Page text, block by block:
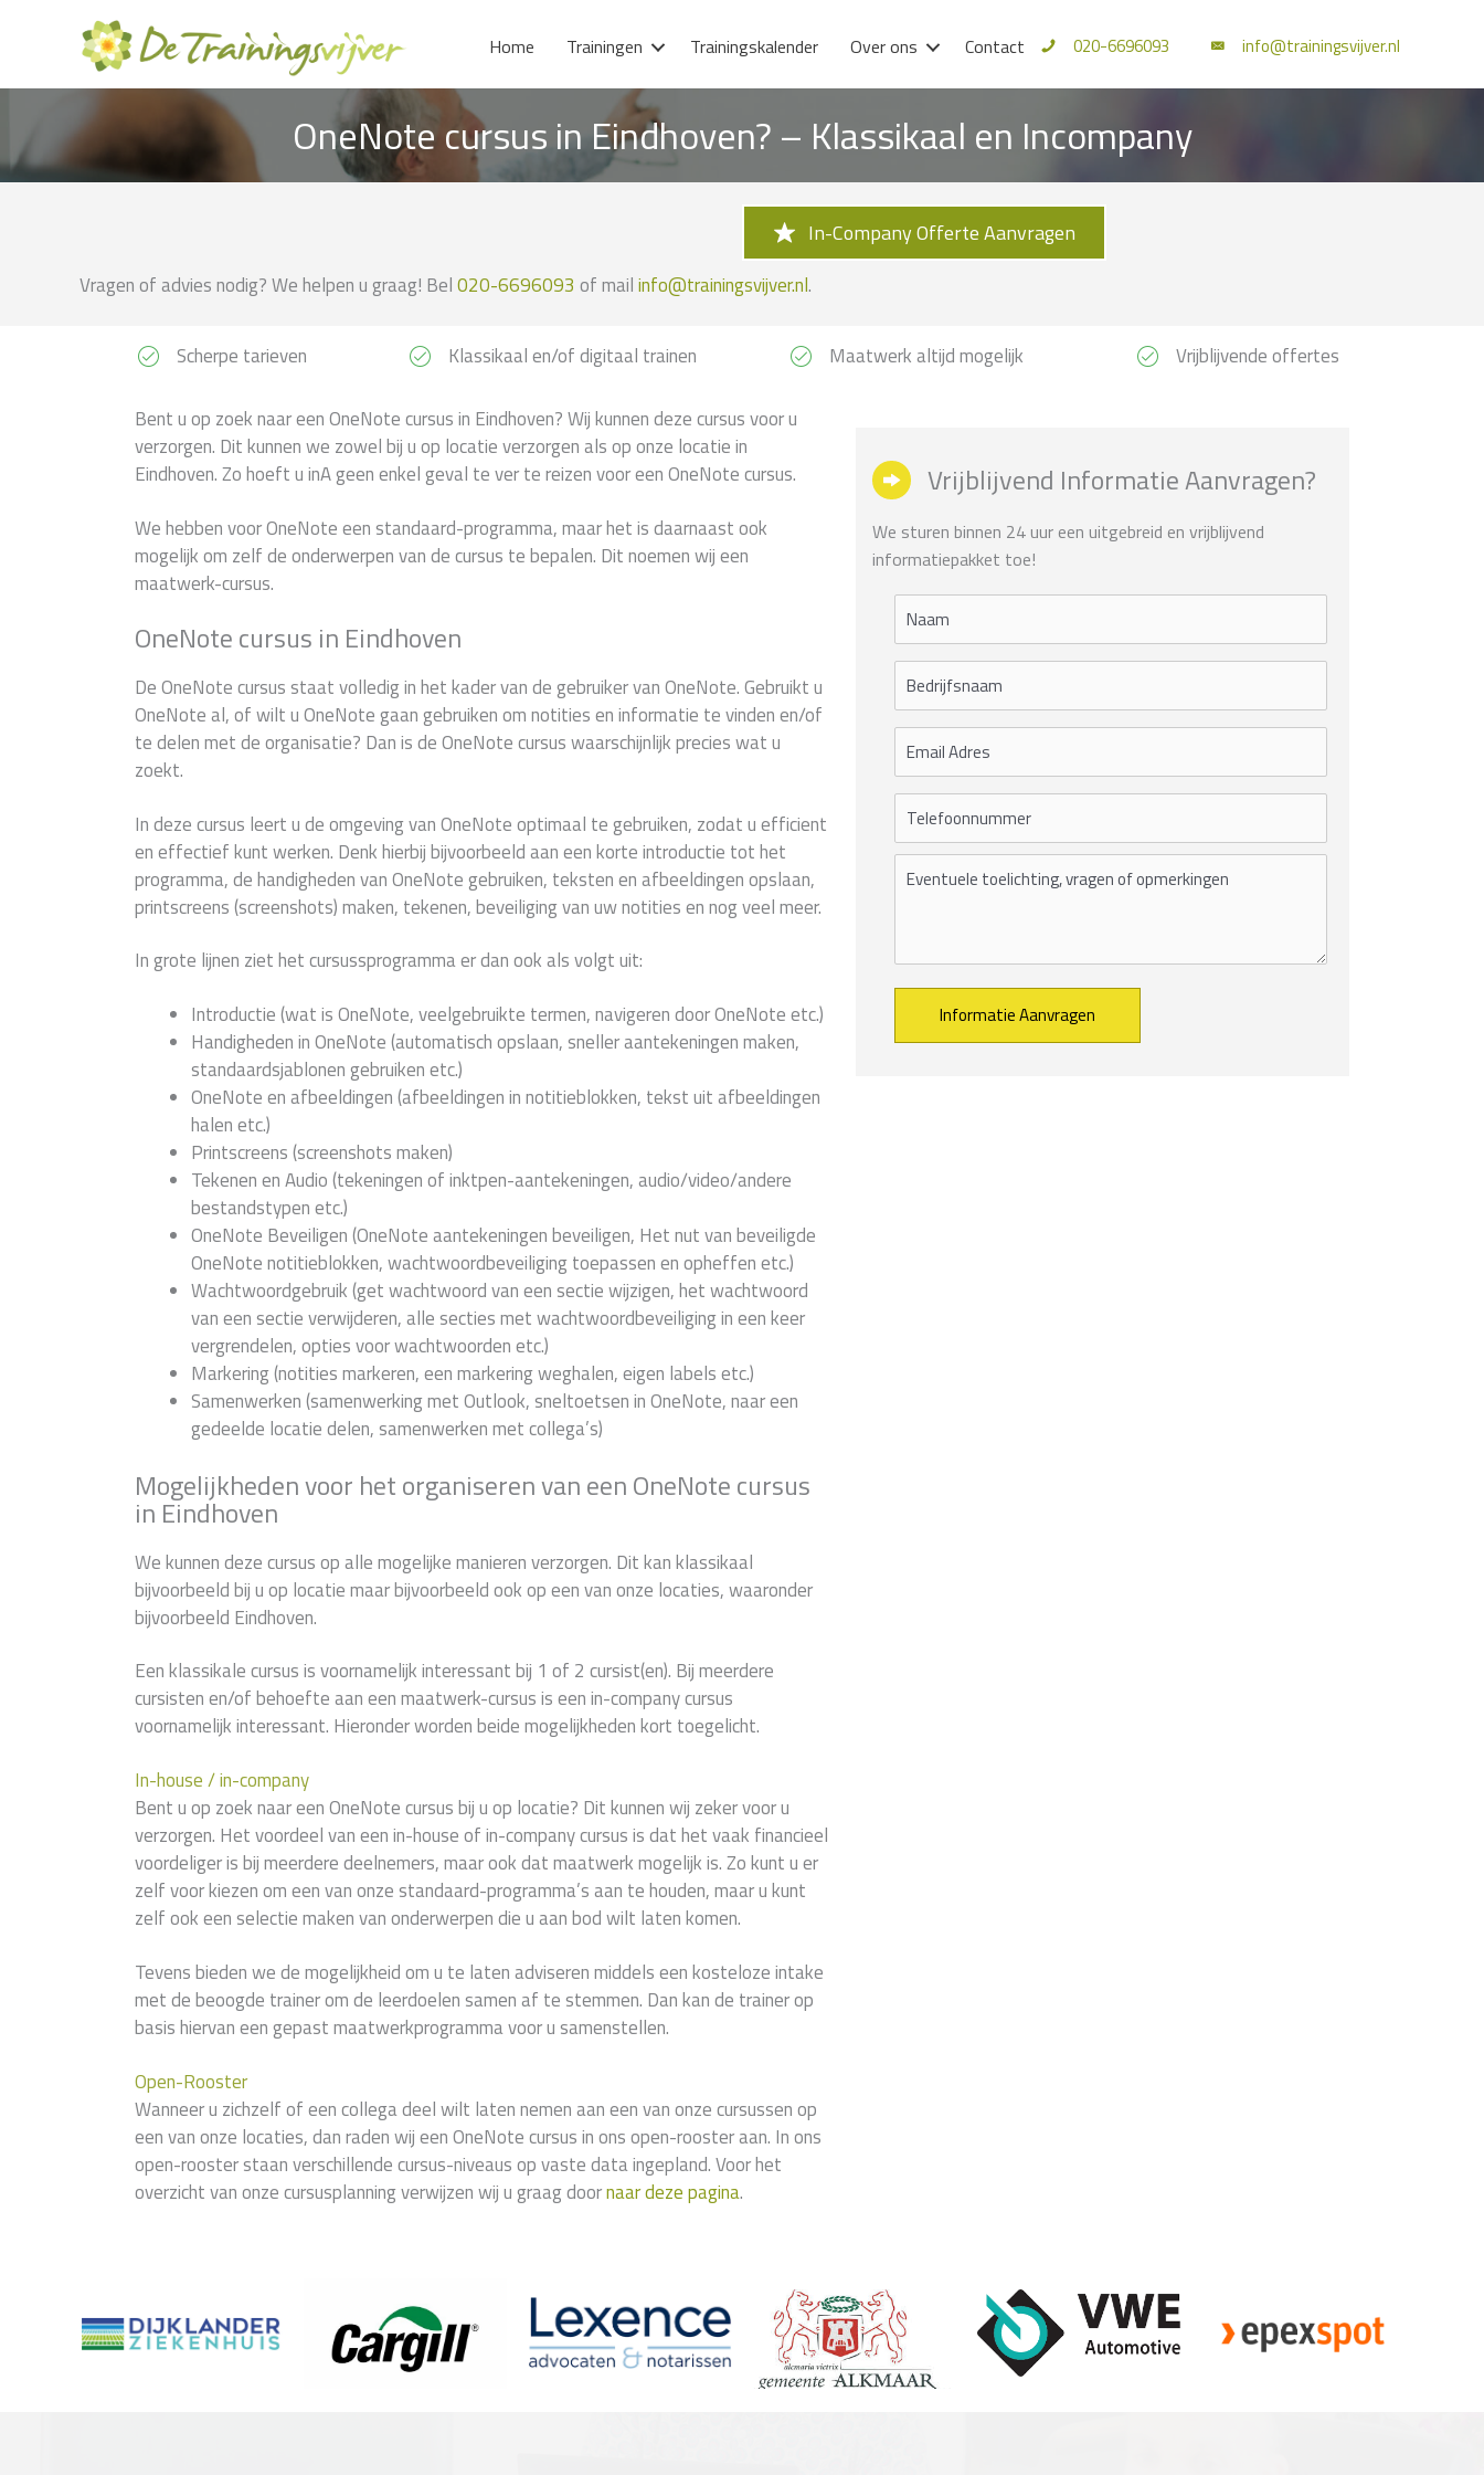
inhoud
Home Trainingen Trainingskalender Over ons Contact 020-6696093 info@trainingsvijver.nl
OneNote cursus in Eindhoven? – Klassikaal en Incompany
In-Company Offerte Aanvragen
Vragen of advies nodig? We helpen u graag! Bel020-6696093 of mailinfo@trainingsvijver.nl.
Scherpe tarieven Klassikaal en/of digitaal trainen Maatwerk altijd mogelijk Vrijblijvende offertes
Bent u op zoek naar een OneNote cursus in Eindhoven? Wij kunnen deze cursus voor u
verzorgen. Dit kunnen we zowel bij u op locatie verzorgen als op onze locatie in
Eindhoven. Zo hoeft u inA geen enkel geval te ver te reizen voor een OneNote cursus.
We hebben voor OneNote een standaard-programma, maar het is daarnaast ook
mogelijk om zelf de onderwerpen van de cursus te bepalen. Dit noemen wij een
maatwerk-cursus.
OneNote cursus in Eindhoven
De OneNote cursus staat volledig in het kader van de gebruiker van OneNote. Gebruikt u
OneNote al, of wilt u OneNote gaan gebruiken om notities en informatie te vinden en/of
te delen met de organisatie? Dan is de OneNote cursus waarschijnlijk precies wat u
zoekt.
In deze cursus leert u de omgeving van OneNote optimaal te gebruiken, zodat u efficient
en effectief kunt werken. Denk hierbij bijvoorbeeld aan een korte introductie tot het
programma, de handigheden van OneNote gebruiken, teksten en afbeeldingen opslaan,
printscreens (screenshots) maken, tekenen, beveiliging van uw notities en nog veel meer.
In grote lijnen ziet het cursussprogramma er dan ook als volgt uit:
Introductie (wat is OneNote, veelgebruikte termen, navigeren door OneNote etc.)
Handigheden in OneNote (automatisch opslaan, sneller aantekeningen maken,
standaardsjablonen gebruiken etc.)
OneNote en afbeeldingen (afbeeldingen in notitieblokken, tekst uit afbeeldingen
halen etc.)
Printscreens (screenshots maken)
Tekenen en Audio (tekeningen of inktpen-aantekeningen, audio/video/andere
bestandstypen etc.)
OneNote Beveiligen (OneNote aantekeningen beveiligen, Het nut van beveiligde
OneNote notitieblokken, wachtwoordbeveiliging toepassen en opheffen etc.)
Wachtwoordgebruik (get wachtwoord van een sectie wijzigen, het wachtwoord
van een sectie verwijderen, alle secties met wachtwoordbeveiliging in een keer
vergrendelen, opties voor wachtwoorden etc.)
Markering (notities markeren, een markering weghalen, eigen labels etc.)
Samenwerken (samenwerking met Outlook, sneltoetsen in OneNote, naar een
gedeelde locatie delen, samenwerken met collega’s)
Mogelijkheden voor het organiseren van een OneNote cursus
in Eindhoven
We kunnen deze cursus op alle mogelijke manieren verzorgen. Dit kan klassikaal
bijvoorbeeld bij u op locatie maar bijvoorbeeld ook op een van onze locaties, waaronder
bijvoorbeeld Eindhoven.
Een klassikale cursus is voornamelijk interessant bij 1 of 2 cursist(en). Bij meerdere
cursisten en/of behoefte aan een maatwerk-cursus is een in-company cursus
voornamelijk interessant. Hieronder worden beide mogelijkheden kort toegelicht.
In-house / in-company
Bent u op zoek naar een OneNote cursus bij u op locatie? Dit kunnen wij zeker voor u
verzorgen. Het voordeel van een in-house of in-company cursus is dat het vaak financieel
voordeliger is bij meerdere deelnemers, maar ook dat maatwerk mogelijk is. Zo kunt u er
zelf voor kiezen om een van onze standaard-programma’s aan te houden, maar u kunt
zelf ook een selectie maken van onderwerpen die u aan bod wilt laten komen.
Tevens bieden we de mogelijkheid om u te laten adviseren middels een kosteloze intake
met de beoogde trainer om de leerdoelen samen af te stemmen. Dan kan de trainer op
basis hiervan een gepast maatwerkprogramma voor u samenstellen.
Open-Rooster
Wanneer u zichzelf of een collega deel wilt laten nemen aan een van onze cursussen op
een van onze locaties, dan raden wij een OneNote cursus in ons open-rooster aan. In ons
open-rooster staan verschillende cursus-niveaus op vaste data ingepland. Voor het
overzicht van onze cursusplanning verwijzen wij u graag doornaar deze pagina.
Vrijblijvend Informatie Aanvragen?
We sturen binnen 24 uur een uitgebreid en vrijblijvend
informatiepakket toe!